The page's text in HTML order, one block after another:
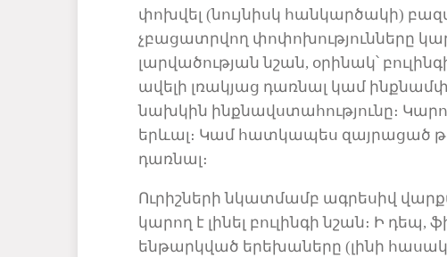
փոխվել (նույնիսկ հանկարծակի)
չբացատրվող փոփոխությունները
լարվածության նշան, օրինակ՝ բուլինգ
ավելի լռակյաց դառնալ կամ
նախկին ինքնավստահությունը։
երևալ։ Կամ հատկապես զայրացած
դառնալ։
Ուրիշների նկատմամբ ագրեսիվ վարք
կարող է լինել բուլինգի նշան։ Ի
ենթարկված երեխաները (լինի